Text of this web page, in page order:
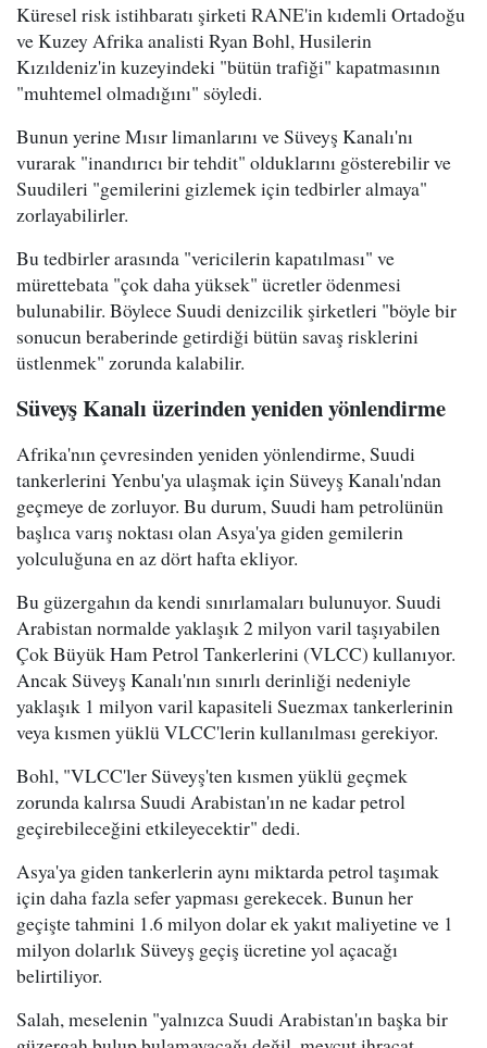
Küresel risk istihbaratı şirketi RANE'in kıdemli Ortadoğu
ve Kuzey Afrika analisti Ryan Bohl, Husilerin
Kızıldeniz'in kuzeyindeki "bütün trafiği" kapatmasının
"muhtemel olmadığını" söyledi.
Bunun yerine Mısır limanlarını ve Süveyş Kanalı'nı
vurarak "inandırıcı bir tehdit" olduklarını gösterebilir ve
Suudileri "gemilerini gizlemek için tedbirler almaya"
zorlayabilirler.
Bu tedbirler arasında "vericilerin kapatılması" ve
mürettebata "çok daha yüksek" ücretler ödenmesi
bulunabilir. Böylece Suudi denizcilik şirketleri "böyle bir
sonucun beraberinde getirdiği bütün savaş risklerini
üstlenmek" zorunda kalabilir.
Süveyş Kanalı üzerinden yeniden yönlendirme
Afrika'nın çevresinden yeniden yönlendirme, Suudi
tankerlerini Yenbu'ya ulaşmak için Süveyş Kanalı'ndan
geçmeye de zorluyor. Bu durum, Suudi ham petrolünün
başlıca varış noktası olan Asya'ya giden gemilerin
yolculuğuna en az dört hafta ekliyor.
Bu güzergahın da kendi sınırlamaları bulunuyor. Suudi
Arabistan normalde yaklaşık 2 milyon varil taşıyabilen
Çok Büyük Ham Petrol Tankerlerini (VLCC) kullanıyor.
Ancak Süveyş Kanalı'nın sınırlı derinliği nedeniyle
yaklaşık 1 milyon varil kapasiteli Suezmax tankerlerinin
veya kısmen yüklü VLCC'lerin kullanılması gerekiyor.
Bohl, "VLCC'ler Süveyş'ten kısmen yüklü geçmek
zorunda kalırsa Suudi Arabistan'ın ne kadar petrol
geçirebileceğini etkileyecektir" dedi.
Asya'ya giden tankerlerin aynı miktarda petrol taşımak
için daha fazla sefer yapması gerekecek. Bunun her
geçişte tahmini 1.6 milyon dolar ek yakıt maliyetine ve 1
milyon dolarlık Süveyş geçiş ücretine yol açacağı
belirtiliyor.
Salah, meselenin "yalnızca Suudi Arabistan'ın başka bir